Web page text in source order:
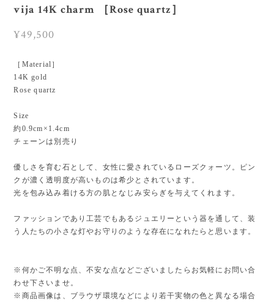
vija 14K charm ［Rose quartz］
¥49,500
［Material］
14K gold
Rose quartz
Size
約0.9cm×1.4cm
チェーンは別売り
優しさを育む石として、女性に愛されているローズクォーツ。ピン
クが濃く透明度が高いものは希少とされています。
光を包み込み着ける方の肌となじみ安らぎを与えてくれます。
ファッションであり工芸でもあるジュエリーという器を通して、装
う人たちの小さな灯やお守りのような存在になれたらと思います。
※何かご不明な点、不安な点などございましたらお気軽にお問い合
わせ下さいませ。
※商品画像は、ブラウザ環境などにより若干実物の色と異なる場合